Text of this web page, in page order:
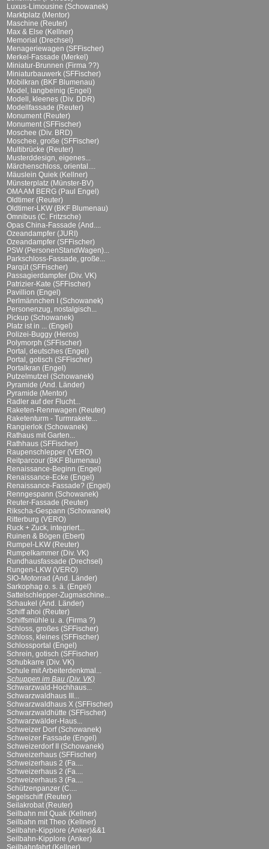
Luxus-Limousine (Schowanek)
Marktplatz (Mentor)
Maschine (Reuter)
Max & Else (Kellner)
Memorial (Drechsel)
Menageriewagen (SFFischer)
Merkel-Fassade (Merkel)
Miniatur-Brunnen (Firma ??)
Miniaturbauwerk (SFFischer)
Mobilkran (BKF Blumenau)
Model, langbeinig (Engel)
Modell, kleenes (Div. DDR)
Modellfassade (Reuter)
Monument (Reuter)
Monument (SFFischer)
Moschee (Div. BRD)
Moschee, große (SFFischer)
Multibrücke (Reuter)
Musterddesign, eigenes...
Märchenschloss, oriental....
Mäuslein Quiek (Kellner)
Münsterplatz (Münster-BV)
OMA AM BERG (Paul Engel)
Oldtimer (Reuter)
Oldtimer-LKW (BKF Blumenau)
Omnibus (C. Fritzsche)
Opas China-Fassade (And....
Ozeandampfer (JURI)
Ozeandampfer (SFFischer)
PSW (PersonenStandWagen)...
Parkschloss-Fassade, große...
Parqüt (SFFischer)
Passagierdampfer (Div. VK)
Patrizier-Kate (SFFischer)
Pavillion (Engel)
Perlmännchen I (Schowanek)
Personenzug, nostalgisch...
Pickup (Schowanek)
Platz ist in ... (Engel)
Polizei-Buggy (Heros)
Polymorph (SFFischer)
Portal, deutsches (Engel)
Portal, gotisch (SFFischer)
Portalkran (Engel)
Putzelmutzel (Schowanek)
Pyramide (And. Länder)
Pyramide (Mentor)
Radler auf der Flucht...
Raketen-Rennwagen (Reuter)
Raketenturm - Turmrakete...
Rangierlok (Schowanek)
Rathaus mit Garten...
Rathhaus (SFFischer)
Raupenschlepper (VERO)
Reitparcour (BKF Blumenau)
Renaissance-Beginn (Engel)
Renaissance-Ecke (Engel)
Renaissance-Fassade? (Engel)
Renngespann (Schowanek)
Reuter-Fassade (Reuter)
Rikscha-Gespann (Schowanek)
Ritterburg (VERO)
Ruck + Zuck, integriert...
Ruinen & Bögen (Ebert)
Rumpel-LKW (Reuter)
Rumpelkammer (Div. VK)
Rundhausfassade (Drechsel)
Rungen-LKW (VERO)
SIO-Motorrad (And. Länder)
Sarkophag o. s. ä. (Engel)
Sattelschlepper-Zugmaschine...
Schaukel (And. Länder)
Schiff ahoi (Reuter)
Schiffsmühle u. a. (Firma ?)
Schloss, großes (SFFischer)
Schloss, kleines (SFFischer)
Schlossportal (Engel)
Schrein, gotisch (SFFischer)
Schubkarre (Div. VK)
Schule mit Arbeiterdenkmal...
Schuppen im Bau (Div. VK)
Schwarzwald-Hochhaus...
Schwarzwaldhaus III...
Schwarzwaldhaus X (SFFischer)
Schwarzwaldhütte (SFFischer)
Schwarzwälder-Haus...
Schweizer Dorf (Schowanek)
Schweizer Fassade (Engel)
Schweizerdorf II (Schowanek)
Schweizerhaus (SFFischer)
Schweizerhaus 2 (Fa....
Schweizerhaus 2 (Fa....
Schweizerhaus 3 (Fa....
Schützenpanzer (C....
Segelschiff (Reuter)
Seilakrobat (Reuter)
Seilbahn mit Quak (Kellner)
Seilbahn mit Theo (Kellner)
Seilbahn-Kipplore (Anker)&&1
Seilbahn-Kipplore (Anker)
Seilbahnfahrt (Kellner)